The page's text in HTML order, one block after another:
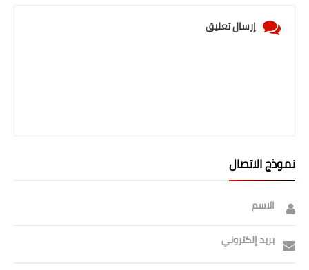
إرسال تعليق
نموذج الاتصال
الاسم
بريد إلكتروني